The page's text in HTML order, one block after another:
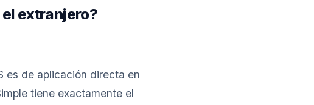
extranjero?
es de aplicación directa en
tiene exactamente el